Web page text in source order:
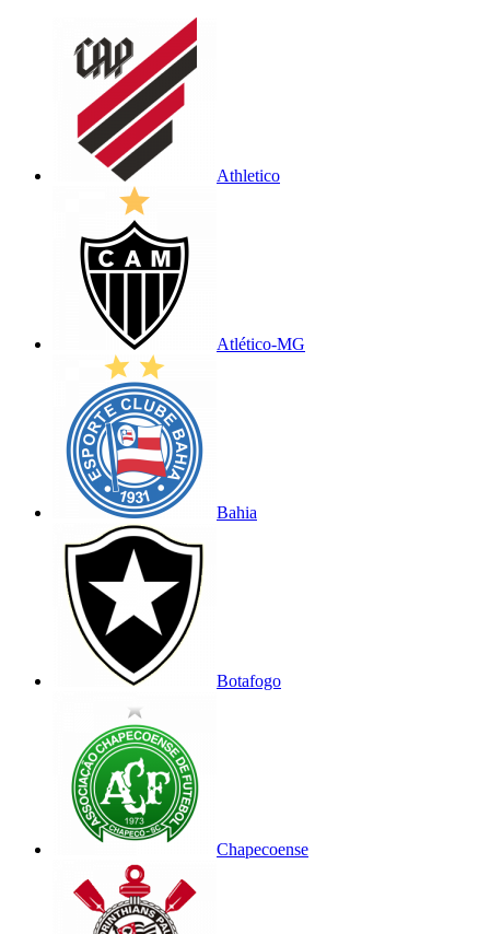
Athletico
Atlético-MG
Bahia
Botafogo
Chapecoense